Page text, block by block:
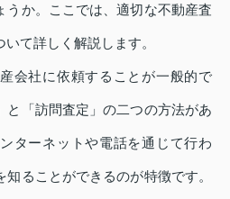
うか。ここでは、適切な不動産査
て詳しく解説します。
会社に依頼することが一般的で
と「訪問査定」の二つの方法があ
ターネットや電話を通じて行わ
ることができるのが特徴です。